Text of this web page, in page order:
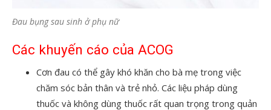
Đau bụng sau sinh ở phụ nữ
Các khuyến cáo của ACOG
Cơn đau có thể gây khó khăn cho bà mẹ trong việc
chăm sóc bản thân và trẻ nhỏ. Các liệu pháp dùng
thuốc và không dùng thuốc rất quan trọng trong quản